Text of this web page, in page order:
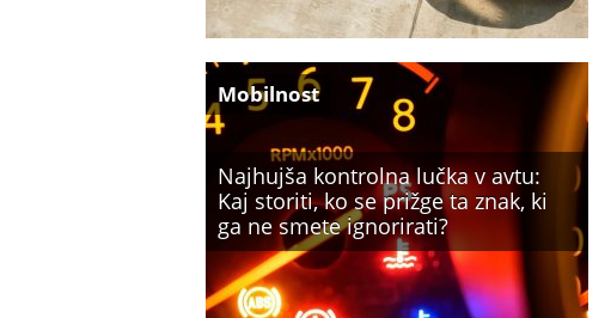
Najhujša kontrolna lučka v avtu:
Kaj storiti, ko se prižge ta znak, ki
ga ne smete ignorirati?
Mobilnost